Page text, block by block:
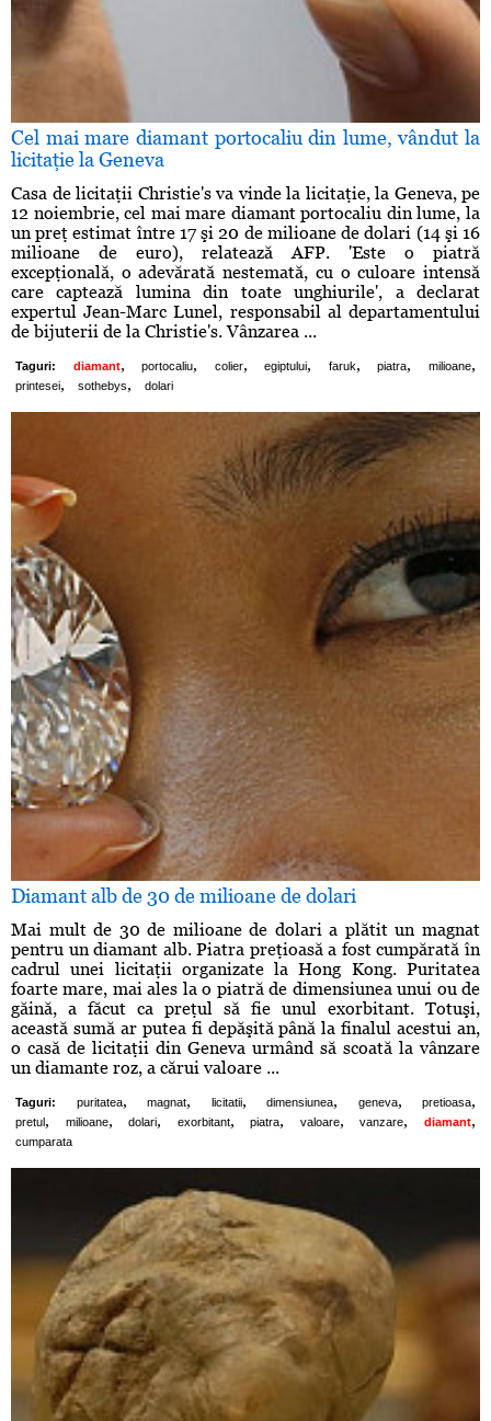
Cel mai mare diamant portocaliu din lume, vândut la
licitaţie la Geneva
Casa de licitaţii Christie's va vinde la licitaţie, la Geneva, pe
12 noiembrie, cel mai mare diamant portocaliu din lume, la
un preţ estimat între 17 şi 20 de milioane de dolari (14 şi 16
milioane de euro), relatează AFP. 'Este o piatră
excepţională, o adevărată nestemată, cu o culoare intensă
care captează lumina din toate unghiurile', a declarat
expertul Jean-Marc Lunel, responsabil al departamentului
de bijuterii de la Christie's. Vânzarea ...
Taguri: diamant, portocaliu, colier, egiptului, faruk, piatra, milioane,
printesei, sothebys, dolari
Diamant alb de 30 de milioane de dolari
Mai mult de 30 de milioane de dolari a plătit un magnat
pentru un diamant alb. Piatra preţioasă a fost cumpărată în
cadrul unei licitaţii organizate la Hong Kong. Puritatea
foarte mare, mai ales la o piatră de dimensiunea unui ou de
găină, a făcut ca preţul să fie unul exorbitant. Totuşi,
această sumă ar putea fi depăşită până la finalul acestui an,
o casă de licitaţii din Geneva urmând să scoată la vânzare
un diamante roz, a cărui valoare ...
Taguri: puritatea, magnat, licitatii, dimensiunea, geneva, pretioasa,
pretul , milioane, dolari, exorbitant, piatra, valoare, vanzare, diamant,
cumparata